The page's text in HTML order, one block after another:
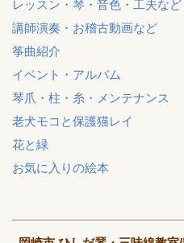
レッスン・琴・音色・工夫など
講師演奏・お稽古動画など
筝曲紹介
イベント・アルバム
琴爪・柱・糸・メンテナンス
老犬モコと保護猫レイ
花と緑
お気に入りの絵本